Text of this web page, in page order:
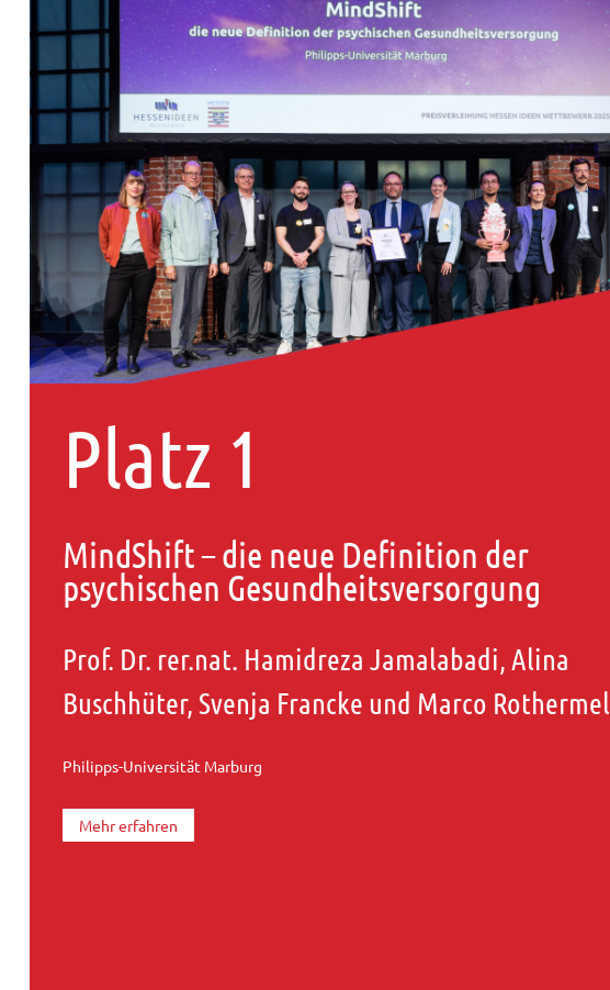
Platz 1
MindShift – die neue Definition der
psychischen Gesundheitsversorgung
Prof. Dr. rer.nat. Hamidreza Jamalabadi, Alina
Buschhüter, Svenja Francke und Marco Rothermel
Philipps-Universität Marburg
Mehr erfahren